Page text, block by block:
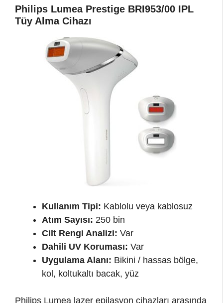
Philips Lumea Prestige BRI953/00 IPL
Tüy Alma Cihazı
Kullanım Tipi: Kablolu veya kablosuz
Atım Sayısı: 250 bin
Cilt Rengi Analizi: Var
Dahili UV Koruması: Var
Uygulama Alanı: Bikini / hassas bölge,
kol, koltukaltı bacak, yüz
Philips Lumea lazer epilasyon cihazları arasında